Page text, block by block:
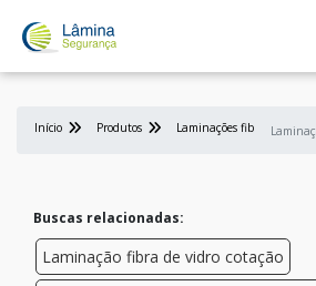
Início Produtos Laminações fibra de vidros
Buscas relacionadas:
Laminação fibra de vidro cotação